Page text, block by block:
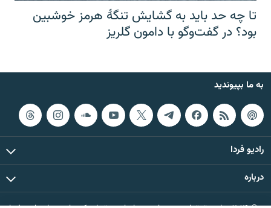
تا چه حد باید به گشایش تنگهٔ هرمز خوشبین
بود؟ در گفت‌وگو با دامون گلریز
به ما بپیوندید
رادیو فردا
درباره